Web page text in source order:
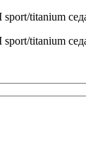
titanium
titanium